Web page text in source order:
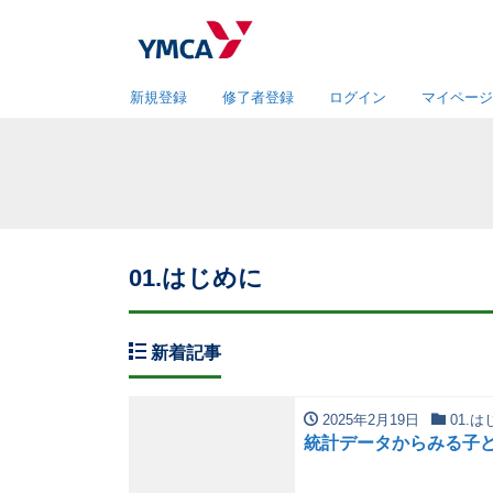
新規登録 修了者登録 ログイン マイページ
01.はじめに
新着記事
2025年2月19日 01.は
統計データからみる子